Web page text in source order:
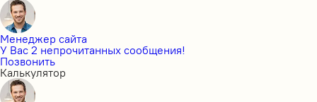
Менеджер сайта
У Вас 2 непрочитанных сообщения!
Позвонить
Калькулятор